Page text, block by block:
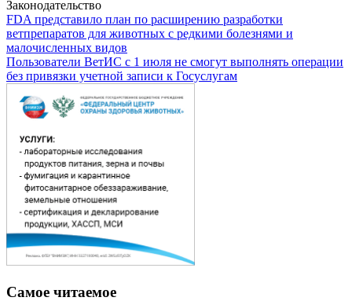
Законодательство
FDA представило план по расширению разработки
ветпрепаратов для животных с редкими болезнями и
малочисленных видов
Пользователи ВетИС с 1 июля не смогут выполнять операции
без привязки учетной записи к Госуслугам
Самое читаемое